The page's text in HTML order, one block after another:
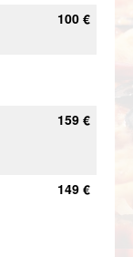
100 €
159 €
149 €